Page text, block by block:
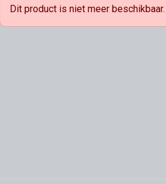
Dit product is niet meer beschikbaar.